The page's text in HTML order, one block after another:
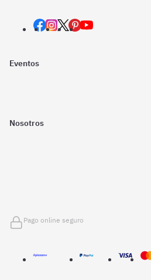
Eventos
Nosotros
Pago online seguro